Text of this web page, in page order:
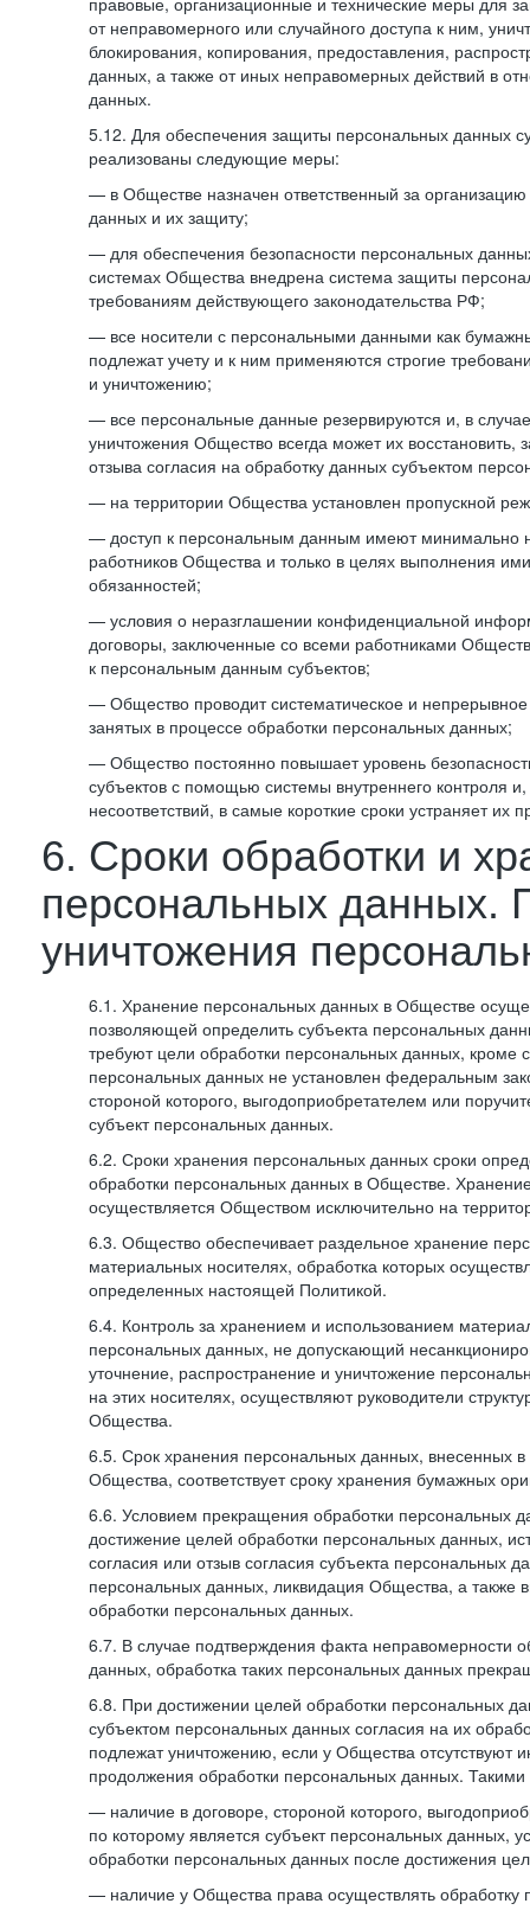
от неправомерного или случайного доступа к ним,
блокирования, копирования, предоставления,
данных, а также от иных неправомерных действий в
данных.
5.12. Для обеспечения защиты персональных данных
реализованы следующие меры:
— в Обществе назначен ответственный за
данных и их защиту;
— для обеспечения безопасности персональных
системах Общества внедрена система защиты
требованиям действующего законодательства РФ;
— все носители с персональными данными как
подлежат учету и к ним применяются строгие
и уничтожению;
— все персональные данные резервируются и, в
уничтожения Общество всегда может их восстановить,
отзыва согласия на обработку данных субъектом
— на территории Общества установлен пропускной
— доступ к персональным данным имеют минимально
работников Общества и только в целях выполнения
обязанностей;
— условия о неразглашении конфиденциальной
договоры, заключенные со всеми работниками
к персональным данным субъектов;
— Общество проводит систематическое и непрерывное
занятых в процессе обработки персональных данных;
— Общество постоянно повышает уровень
субъектов с помощью системы внутреннего контроля
несоответствий, в самые короткие сроки устраняет их
6. Сроки обработки и
персональных данных.
уничтожения
6.1. Хранение персональных данных в Обществе
позволяющей определить субъекта персональных
требуют цели обработки персональных данных, кроме
персональных данных не установлен федеральным
стороной которого, выгодоприобретателем или
субъект персональных данных.
6.2. Сроки хранения персональных данных сроки
обработки персональных данных в Обществе.
осуществляется Обществом исключительно на
6.3. Общество обеспечивает раздельное хранение
материальных носителях, обработка которых
определенных настоящей Политикой.
6.4. Контроль за хранением и использованием
персональных данных, не допускающий
уточнение, распространение и уничтожение
на этих носителях, осуществляют руководители
Общества.
6.5. Срок хранения персональных данных, внесенных
Общества, соответствует сроку хранения бумажных
6.6. Условием прекращения обработки персональных
достижение целей обработки персональных данных,
согласия или отзыв согласия субъекта персональных
персональных данных, ликвидация Общества, а также
обработки персональных данных.
6.7. В случае подтверждения факта неправомерности
данных, обработка таких персональных данных
6.8. При достижении целей обработки персональных
субъектом персональных данных согласия на их
подлежат уничтожению, если у Общества отсутствуют
продолжения обработки персональных данных.
— наличие в договоре, стороной которого,
по которому является субъект персональных данных,
обработки персональных данных после достижения
— наличие у Общества права осуществлять обработку